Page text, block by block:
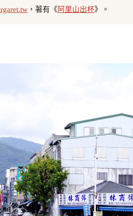
，著有《阿里山出杯》。